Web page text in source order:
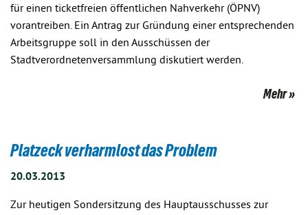
für einen ticketfreien öffentlichen Nahverkehr (ÖPNV)
vorantreiben. Ein Antrag zur Gründung einer entsprechenden
Arbeitsgruppe soll in den Ausschüssen der
Stadtverordnetenversammlung diskutiert werden.
Mehr
Platzeck verharmlost das Problem
20.03.2013
Zur heutigen Sondersitzung des Hauptausschusses zur